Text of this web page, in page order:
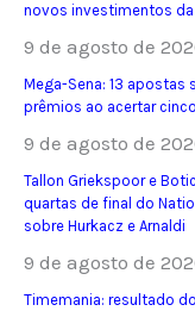
novos investimentos da
9 de agosto de
Mega-Sena: 13 apostas
prêmios ao acertar
9 de agosto de
Tallon Griekspoor e
quartas de final do
sobre Hurkacz e Arnaldi
9 de agosto de
Timemania: resultado